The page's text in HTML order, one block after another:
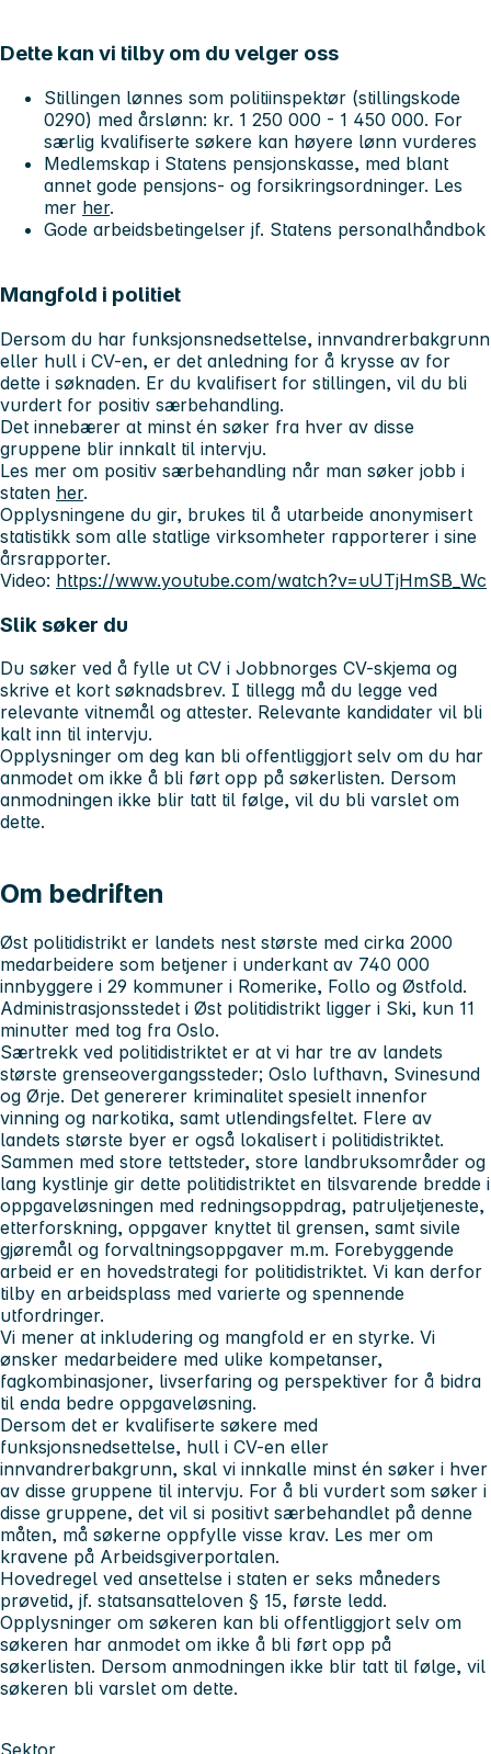
Dette kan vi tilby om du velger oss
Stillingen lønnes som politiinspektør (stillingskode
0290) med årslønn: kr. 1 250 000 - 1 450 000. For
særlig kvalifiserte søkere kan høyere lønn vurderes
Medlemskap i Statens pensjonskasse, med blant
annet gode pensjons- og forsikringsordninger. Les
mer her.
Gode arbeidsbetingelser jf. Statens personalhåndbok
Mangfold i politiet
Dersom du har funksjonsnedsettelse, innvandrerbakgrunn
eller hull i CV-en, er det anledning for å krysse av for
dette i søknaden. Er du kvalifisert for stillingen, vil du bli
vurdert for positiv særbehandling.
Det innebærer at minst én søker fra hver av disse
gruppene blir innkalt til intervju.
Les mer om positiv særbehandling når man søker jobb i
staten her.
Opplysningene du gir, brukes til å utarbeide anonymisert
statistikk som alle statlige virksomheter rapporterer i sine
årsrapporter.
Video: https://www.youtube.com/watch?v=uUTjHmSB_Wc
Slik søker du
Du søker ved å fylle ut CV i Jobbnorges CV-skjema og
skrive et kort søknadsbrev. I tillegg må du legge ved
relevante vitnemål og attester. Relevante kandidater vil bli
kalt inn til intervju.
Opplysninger om deg kan bli offentliggjort selv om du har
anmodet om ikke å bli ført opp på søkerlisten. Dersom
anmodningen ikke blir tatt til følge, vil du bli varslet om
dette.
Om bedriften
Øst politidistrikt er landets nest største med cirka 2000
medarbeidere som betjener i underkant av 740 000
innbyggere i 29 kommuner i Romerike, Follo og Østfold.
Administrasjonsstedet i Øst politidistrikt ligger i Ski, kun 11
minutter med tog fra Oslo.
Særtrekk ved politidistriktet er at vi har tre av landets
største grenseovergangssteder; Oslo lufthavn, Svinesund
og Ørje. Det genererer kriminalitet spesielt innenfor
vinning og narkotika, samt utlendingsfeltet. Flere av
landets største byer er også lokalisert i politidistriktet.
Sammen med store tettsteder, store landbruksområder og
lang kystlinje gir dette politidistriktet en tilsvarende bredde i
oppgaveløsningen med redningsoppdrag, patruljetjeneste,
etterforskning, oppgaver knyttet til grensen, samt sivile
gjøremål og forvaltningsoppgaver m.m. Forebyggende
arbeid er en hovedstrategi for politidistriktet. Vi kan derfor
tilby en arbeidsplass med varierte og spennende
utfordringer.
Vi mener at inkludering og mangfold er en styrke. Vi
ønsker medarbeidere med ulike kompetanser,
fagkombinasjoner, livserfaring og perspektiver for å bidra
til enda bedre oppgaveløsning.
Dersom det er kvalifiserte søkere med
funksjonsnedsettelse, hull i CV-en eller
innvandrerbakgrunn, skal vi innkalle minst én søker i hver
av disse gruppene til intervju. For å bli vurdert som søker i
disse gruppene, det vil si positivt særbehandlet på denne
måten, må søkerne oppfylle visse krav. Les mer om
kravene på Arbeidsgiverportalen.
Hovedregel ved ansettelse i staten er seks måneders
prøvetid, jf. statsansatteloven § 15, første ledd.
Opplysninger om søkeren kan bli offentliggjort selv om
søkeren har anmodet om ikke å bli ført opp på
søkerlisten. Dersom anmodningen ikke blir tatt til følge, vil
søkeren bli varslet om dette.